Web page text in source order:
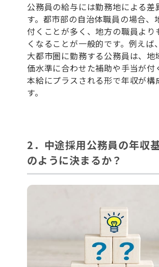
公務員の給与には勤務地による差
す。都市部の自治体職員の場合、
付くことが多く、地方の職員より
くなることが一般的です。例えば
大都市圏に勤務する公務員は、地
価水準に合わせた補助や手当が付
本給にプラスされる形で年収が構
す。
2．中途採用公務員の年収
のように決まるか？